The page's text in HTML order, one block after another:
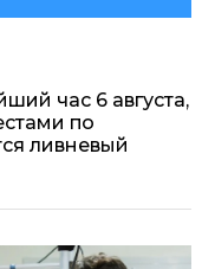
час 6 августа,
по
ливневый